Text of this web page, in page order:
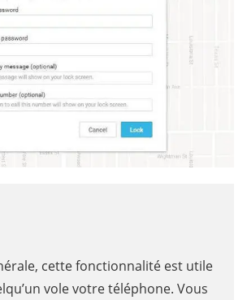
cette fonctionnalité est utile
vole votre téléphone. Vous